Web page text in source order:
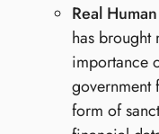
Real
has brought
importance
government
form of